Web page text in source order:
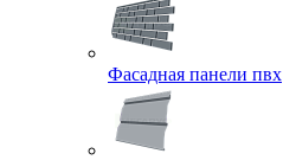
Фасадная панели пвх